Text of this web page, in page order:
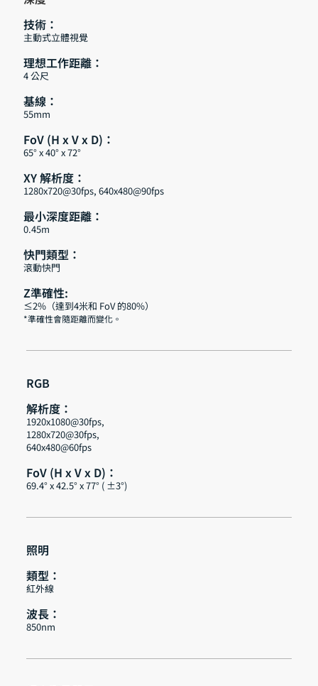
技術：
主動式立體視覺
理想工作距離：
4 公尺
基線：
55mm
FoV (H x V x D)：
65° x 40° x 72°
XY 解析度：
1280x720@30fps, 640x480@90fps
最小深度距離：
0.45m
快門類型：
滾動快門
Z準確性:
≤2%（達到4米和 FoV 的80%）
*準確性會隨距離而變化。
RGB
解析度：
1920x1080@30fps,
1280x720@30fps,
640x480@60fps
FoV (H x V x D)：
69.4° x 42.5° x 77° ( ±3°)
照明
類型：
紅外線
波長：
850nm